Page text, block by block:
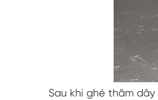
Sau khi ghé thăm